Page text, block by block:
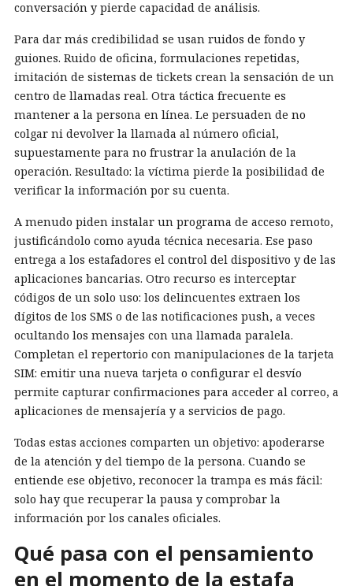
conversación y pierde capacidad de análisis.
Para dar más credibilidad se usan ruidos de fondo y
guiones. Ruido de oficina, formulaciones repetidas,
imitación de sistemas de tickets crean la sensación de un
centro de llamadas real. Otra táctica frecuente es
mantener a la persona en línea. Le persuaden de no
colgar ni devolver la llamada al número oficial,
supuestamente para no frustrar la anulación de la
operación. Resultado: la víctima pierde la posibilidad de
verificar la información por su cuenta.
A menudo piden instalar un programa de acceso remoto,
justificándolo como ayuda técnica necesaria. Ese paso
entrega a los estafadores el control del dispositivo y de las
aplicaciones bancarias. Otro recurso es interceptar
códigos de un solo uso: los delincuentes extraen los
dígitos de los SMS o de las notificaciones push, a veces
ocultando los mensajes con una llamada paralela.
Completan el repertorio con manipulaciones de la tarjeta
SIM: emitir una nueva tarjeta o configurar el desvío
permite capturar confirmaciones para acceder al correo, a
aplicaciones de mensajería y a servicios de pago.
Todas estas acciones comparten un objetivo: apoderarse
de la atención y del tiempo de la persona. Cuando se
entiende ese objetivo, reconocer la trampa es más fácil:
solo hay que recuperar la pausa y comprobar la
información por los canales oficiales.
Qué pasa con el pensamiento
en el momento de la estafa